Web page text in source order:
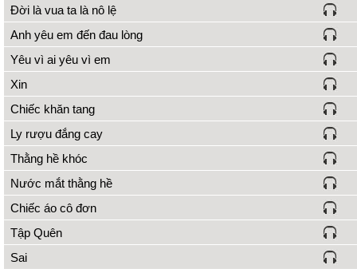
Đời là vua ta là nô lệ
Anh yêu em đến đau lòng
Yêu vì ai yêu vì em
Xin
Chiếc khăn tang
Ly rượu đắng cay
Thằng hề khóc
Nước mắt thằng hề
Chiếc áo cô đơn
Tập Quên
Sai